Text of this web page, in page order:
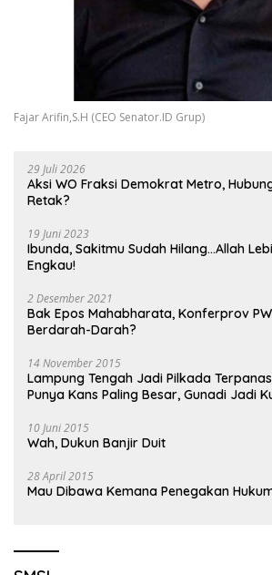
Fajar Arifin,S.H (CEO Senator.ID Grup)
29 Juli 2026
Aksi WO Fraksi Demokrat Metro,
Retak?
19 Juni 2023
Ibunda, Sakitmu Sudah Hilang…Allah
Engkau!
2 Desember 2021
Bak Epos Mahabharata, Konferprov
Berdarah-Darah?
14 November 2015
Lampung Tengah Jadi Pilkada
Punya Kans Paling Besar, Gunadi Jadi
10 Juni 2015
Wah, Dukun Banjir Duit
28 April 2015
Mau Dibawa Kemana Penegakan